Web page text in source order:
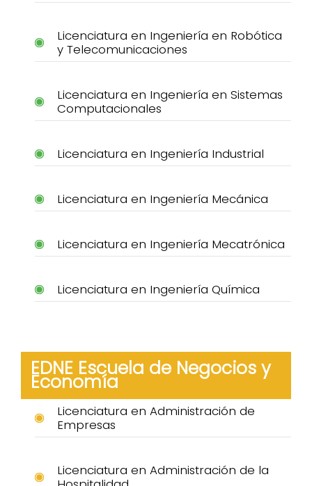
Licenciatura en Ingeniería en Robótica
y Telecomunicaciones
Licenciatura en Ingeniería en Sistemas
Computacionales
Licenciatura en Ingeniería Industrial
Licenciatura en Ingeniería Mecánica
Licenciatura en Ingeniería Mecatrónica
Licenciatura en Ingeniería Química
EDNE Escuela de Negocios y
Economía
Licenciatura en Administración de
Empresas
Licenciatura en Administración de la